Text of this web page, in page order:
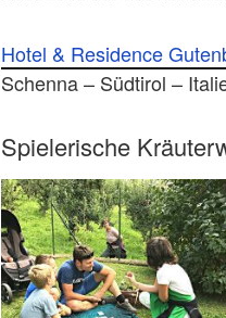
Hotel & Residence
Schenna – Südtirol –
Spielerische